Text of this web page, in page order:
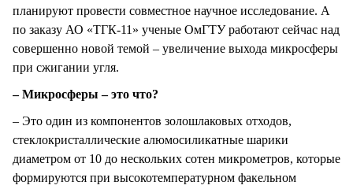
планируют провести совместное научное исследование. А
по заказу АО «ТГК-11» ученые ОмГТУ работают сейчас над
совершенно новой темой – увеличение выхода микросферы
при сжигании угля.
– Микросферы – это что?
– Это один из компонентов золошлаковых отходов,
стеклокристаллические алюмосиликатные шарики
диаметром от 10 до нескольких сотен микрометров, которые
формируются при высокотемпературном факельном